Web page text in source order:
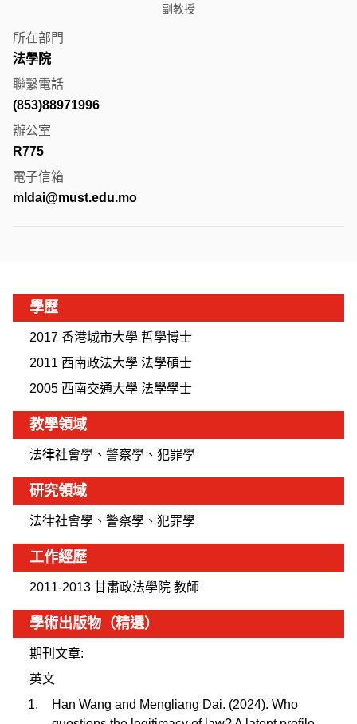
副教授
所在部門
法學院
聯繫電話
(853)88971996
辦公室
R775
電子信箱
mldai@must.edu.mo
學歷
2017 香港城市大學 哲學博士
2011 西南政法大學 法學碩士
2005 西南交通大學 法學學士
教學領域
法律社會學、警察學、犯罪學
研究領域
法律社會學、警察學、犯罪學
工作經歷
2011-2013 甘肅政法學院 教師
學術出版物（精選）
期刊文章:
英文
Han Wang and Mengliang Dai. (2024). Who